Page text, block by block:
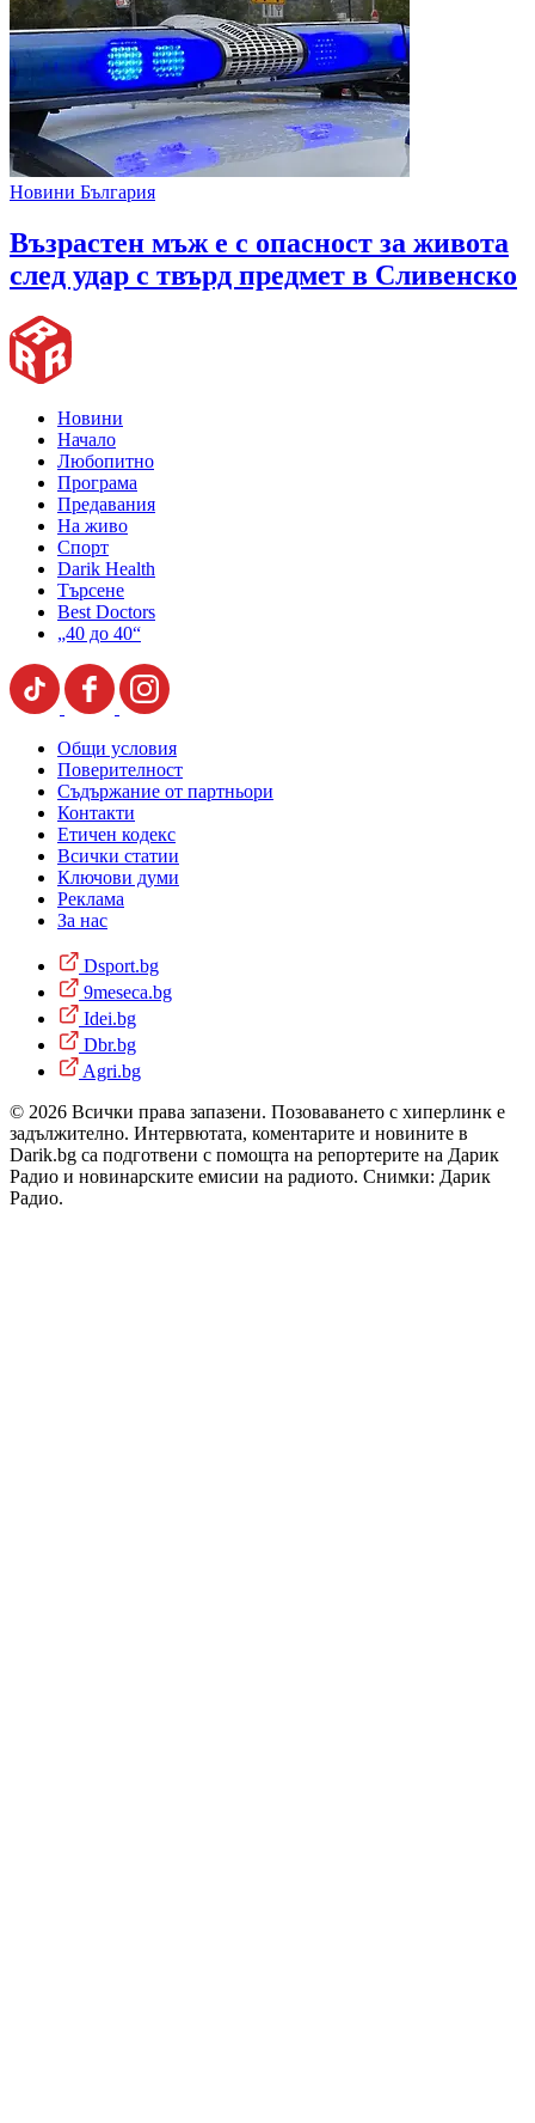
Новини България
Възрастен мъж е с опасност за живота
след удар с твърд предмет в Сливенско
Новини
Начало
Любопитно
Програма
Предавания
На живо
Спорт
Darik Health
Търсене
Best Doctors
„40 до 40“
Общи условия
Поверителност
Съдържание от партньори
Контакти
Етичен кодекс
Всички статии
Ключови думи
Реклама
За нас
Dsport.bg
9meseca.bg
Idei.bg
Dbr.bg
Agri.bg
© 2026 Всички права запазени. Позоваването с хиперлинк е
задължително. Интервютата, коментарите и новините в
Darik.bg са подготвени с помощта на репортерите на Дарик
Радио и новинарските емисии на радиото. Снимки: Дарик
Радио.